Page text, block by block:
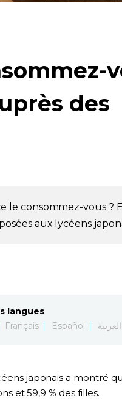
des
consommez-vous ?
aux lycéens
langues
Français Español العربية
japonais a montré
et 59,9 % des filles.